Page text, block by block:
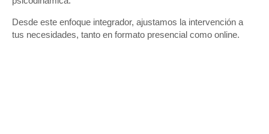
Desde este enfoque integrador, ajustamos la intervención a
tus necesidades, tanto en formato presencial como online.